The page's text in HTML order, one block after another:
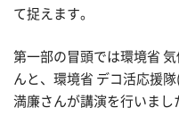
て捉えます。
第一部の冒頭では環境省
んと、環境省 デコ活応援
満廉さんが講演を行いまし